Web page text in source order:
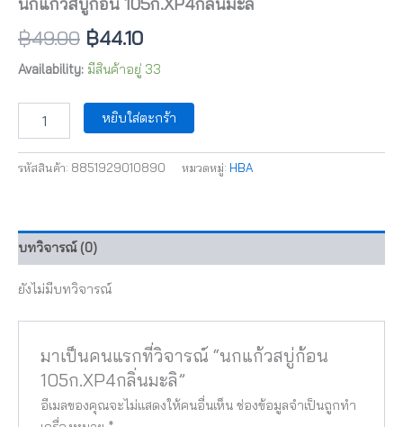
นกแก้วสบู่ก้อน 105ก.XP4กลิ่นมะลิ
฿49.00 ฿44.10
Availability: มีสินค้าอยู่ 33
หยิบใส่ตะกร้า
รหัสสินค้า: 8851929010890 หมวดหมู่: HBA
บทวิจารณ์ (0)
ยังไม่มีบทวิจารณ์
มาเป็นคนแรกที่วิจารณ์ “นกแก้วสบู่ก้อน
105ก.XP4กลิ่นมะลิ”
อีเมลของคุณจะไม่แสดงให้คนอื่นเห็น ช่องข้อมูลจำเป็นถูกทำ